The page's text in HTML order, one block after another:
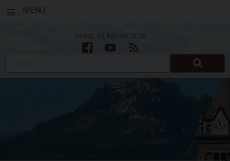
MENU
lunedì, 10 Agosto 2026
FacebookYoutubeFeed